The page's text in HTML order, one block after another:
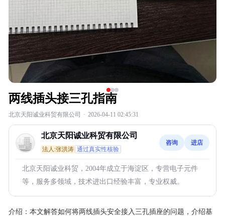
两线插头接三孔指南
北京天阳诚业科贸有限公司 · 2026-04-11 02:45:31
北京天阳诚业科贸有限公司
法人:张洪涛 通过真实性核验
咨询 进店
北京天阳诚业科贸，2004年成立于海淀区，专营电子元件
等，服务多领域，技术进出口经验丰富，专业权威。
介绍： 本文解答如何将两线插头安全接入三孔插座的问题，介绍基